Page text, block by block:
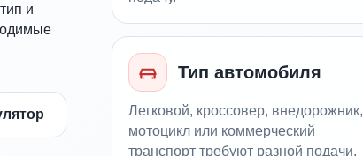
и
Тип автомобиля
Легковой, кроссовер, внедорожник,
мотоцикл или коммерческий
транспорт требуют разной подачи.